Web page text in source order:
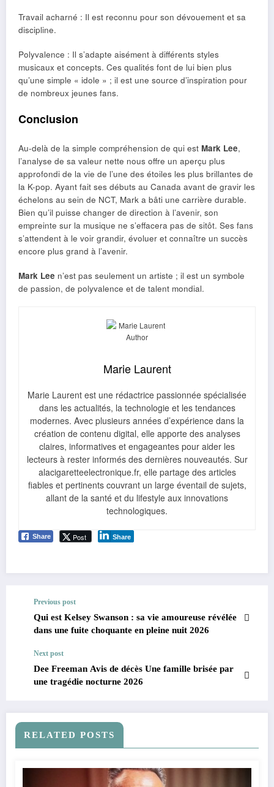
Travail acharné : Il est reconnu pour son dévouement et sa
discipline.
Polyvalence : Il s’adapte aisément à différents styles
musicaux et concepts. Ces qualités font de lui bien plus
qu’une simple « idole » ; il est une source d’inspiration pour
de nombreux jeunes fans.
Conclusion
Au-delà de la simple compréhension de qui est Mark Lee,
l’analyse de sa valeur nette nous offre un aperçu plus
approfondi de la vie de l’une des étoiles les plus brillantes de
la K-pop. Ayant fait ses débuts au Canada avant de gravir les
échelons au sein de NCT, Mark a bâti une carrière durable.
Bien qu’il puisse changer de direction à l’avenir, son
empreinte sur la musique ne s’effacera pas de sitôt. Ses fans
s’attendent à le voir grandir, évoluer et connaître un succès
encore plus grand à l’avenir.
Mark Lee n’est pas seulement un artiste ; il est un symbole
de passion, de polyvalence et de talent mondial.
Marie Laurent
Marie Laurent est une rédactrice passionnée spécialisée
dans les actualités, la technologie et les tendances
modernes. Avec plusieurs années d’expérience dans la
création de contenu digital, elle apporte des analyses
claires, informatives et engageantes pour aider les
lecteurs à rester informés des dernières nouveautés. Sur
alacigaretteelectronique.fr, elle partage des articles
fiables et pertinents couvrant un large éventail de sujets,
allant de la santé et du lifestyle aux innovations
technologiques.
Share Post Share
Previous post
Qui est Kelsey Swanson : sa vie amoureuse révélée
dans une fuite choquante en pleine nuit 2026
Next post
Dee Freeman Avis de décès Une famille brisée par
une tragédie nocturne 2026
RELATED POSTS